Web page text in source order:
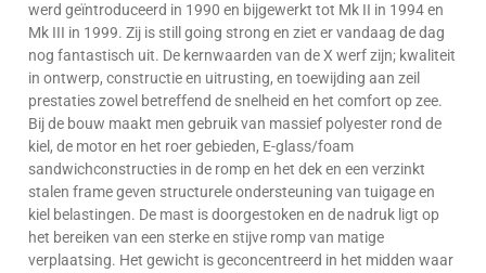
werd geïntroduceerd in 1990 en bijgewerkt tot Mk II in 1994 en
Mk III in 1999. Zij is still going strong en ziet er vandaag de dag
nog fantastisch uit. De kernwaarden van de X werf zijn; kwaliteit
in ontwerp, constructie en uitrusting, en toewijding aan zeil
prestaties zowel betreffend de snelheid en het comfort op zee.
Bij de bouw maakt men gebruik van massief polyester rond de
kiel, de motor en het roer gebieden, E-glass/foam
sandwichconstructies in de romp en het dek en een verzinkt
stalen frame geven structurele ondersteuning van tuigage en
kiel belastingen. De mast is doorgestoken en de nadruk ligt op
het bereiken van een sterke en stijve romp van matige
verplaatsing. Het gewicht is geconcentreerd in het midden waar